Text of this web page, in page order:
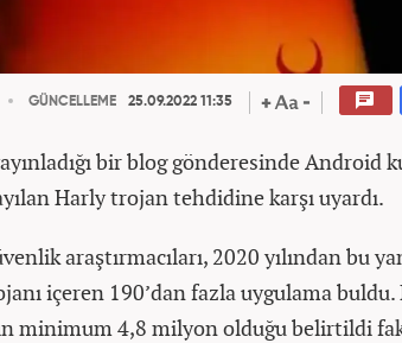
GÜNCELLEME 25.09.2022 11:35
bir blog gönderesinde Android
Harly trojan tehdidine karşı uyardı.
araştırmacıları, 2020 yılından bu
içeren 190’dan fazla uygulama
minimum 4,8 milyon olduğu belirtildi